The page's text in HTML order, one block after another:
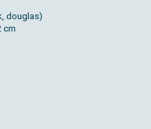
dou­g­las)
cm